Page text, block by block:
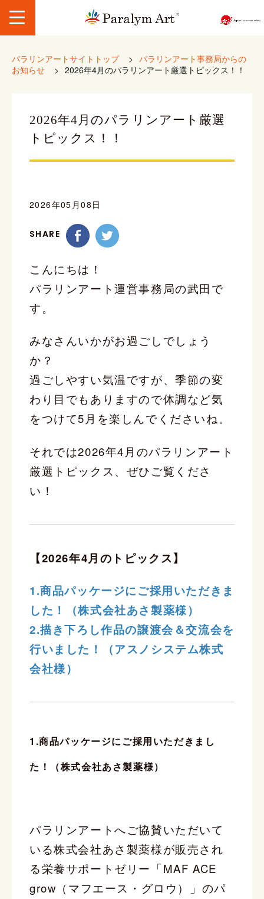
パラリンアートサイトトップ > パラリンアート事務局からの
お知らせ
> 2026年4月のパラリンアート厳選トピックス！！
2026年4月のパラリンアート厳選
トピックス！！
2026年05月08日
SHARE
こんにちは！
パラリンアート運営事務局の武田で
す。
みなさんいかがお過ごしでしょう
か？
過ごしやすい気温ですが、季節の変
わり目でもありますので体調など気
をつけて5月を楽しんでくださいね。
それでは2026年4月のパラリンアート
厳選トピックス、ぜひご覧くださ
い！
【2026年4月のトピックス】
1.商品パッケージにご採用いただきま
した！（株式会社あさ製薬様）
2.描き下ろし作品の譲渡会＆交流会を
行いました！（アスノシステム株式
会社様）
1.商品パッケージにご採用いただきまし
た！（株式会社あさ製薬様）
パラリンアートへご協賛いただいて
いる株式会社あさ製薬様が販売され
る栄養サポートゼリー「MAF ACE
grow（マフエース・グロウ）」のパ